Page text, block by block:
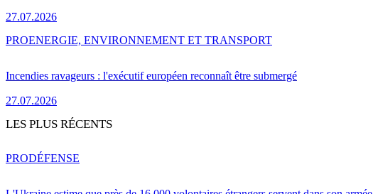
27.07.2026
Incendies ravageurs : l'exécutif européen reconnaît être submergé
27.07.2026
PROENERGIE, ENVIRONNEMENT ET TRANSPORT
LES PLUS RÉCENTS
PRODÉFENSE